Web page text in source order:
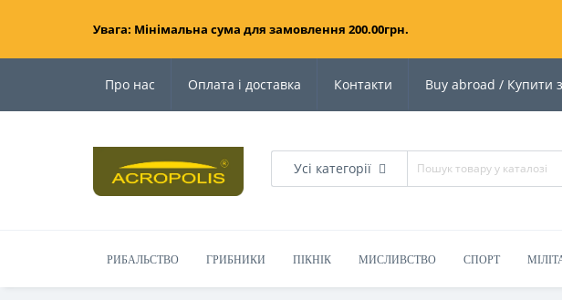
Увага: Мінімальна сума для замовлення 200.00грн.
Про нас Оплата і доставка Контакти Buy abroad / Купити
Усі категорії
РИБАЛЬСТВО ГРИБНИКИ ПІКНІК МИСЛИВСТВО СПОРТ